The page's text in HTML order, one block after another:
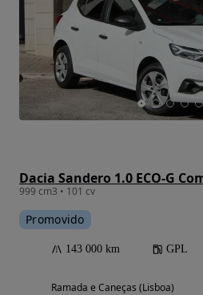
Dacia Sandero 1.0 ECO-G
999 cm3 • 101 cv
Promovido
143 000 km GPL
Ramada e Caneças (Lisboa)